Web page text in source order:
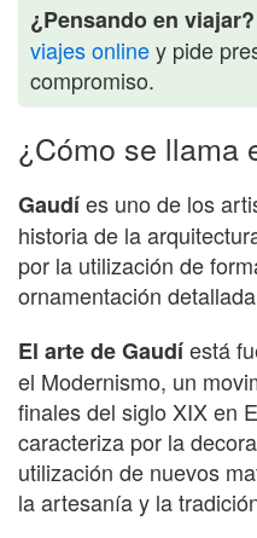
¿Pensando en viajar?
viajes onliney pide
compromiso.
¿Cómo se llama
Gaudíes uno de los
historia de la
por la utilización de
ornamentación
El arte de Gaudíestá
el Modernismo, un
finales del siglo XIX en
caracteriza por la
utilización de nuevos
la artesanía y la